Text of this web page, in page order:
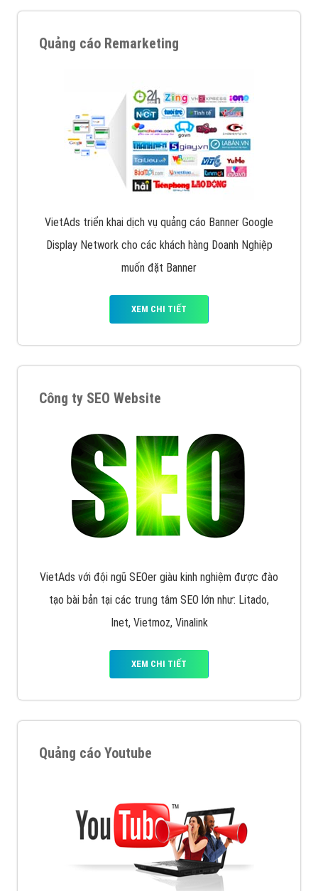
Quảng cáo Remarketing
VietAds triển khai dịch vụ quảng cáo Banner Google
Display Network cho các khách hàng Doanh Nghiệp
muốn đặt Banner
XEM CHI TIẾT
Công ty SEO Website
VietAds với đội ngũ SEOer giàu kinh nghiệm được đào
tạo bài bản tại các trung tâm SEO lớn như: Litado,
Inet, Vietmoz, Vinalink
XEM CHI TIẾT
Quảng cáo Youtube